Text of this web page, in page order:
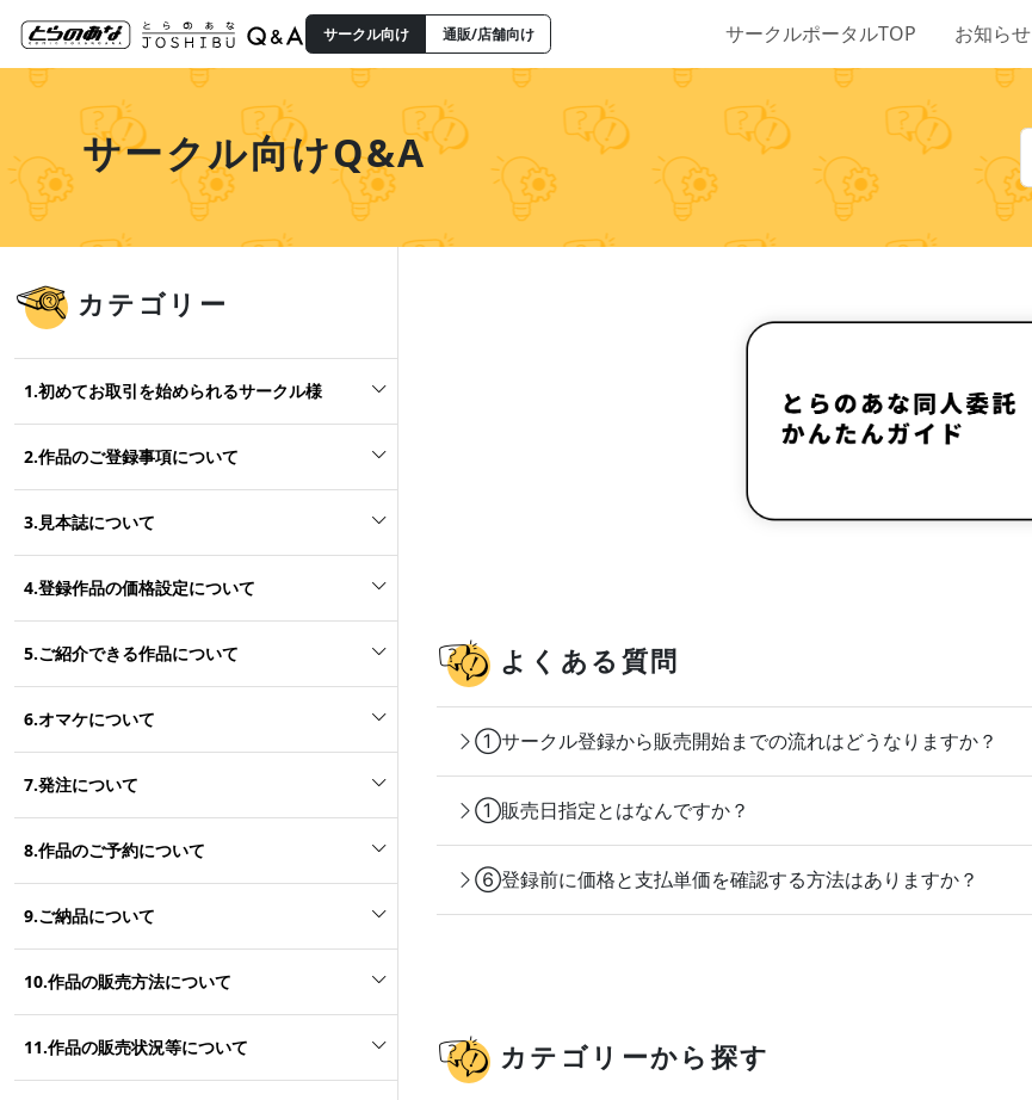
サークル向け 通販/店舗向け サークルポータルTOP お知らせ
サークル向けQ&A
カテゴリー
1.初めてお取引を始められるサークル様
2.作品のご登録事項について
3.見本誌について
4.登録作品の価格設定について
5.ご紹介できる作品について
6.オマケについて
7.発注について
8.作品のご予約について
9.ご納品について
10.作品の販売方法について
11.作品の販売状況等について
よくある質問
①サークル登録から販売開始までの流れはどうなりますか？
①販売日指定とはなんですか？
⑥登録前に価格と支払単価を確認する方法はありますか？
カテゴリーから探す